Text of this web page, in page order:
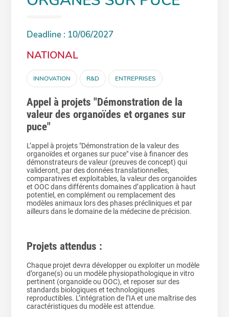
Deadline : 10/06/2027
NATIONAL
INNOVATION R&D ENTREPRISES
Appel à projets "Démonstration de la
valeur des organoïdes et organes sur
puce"
L’appel à projets "Démonstration de la valeur des
organoïdes et organes sur puce" vise à financer des
démonstrateurs de valeur (preuves de concept) qui
valideront, par des données translationnelles,
comparatives et exploitables, la valeur des organoïdes
et OOC dans différents domaines d’application à haut
potentiel, en complément ou remplacement des
modèles animaux lors des phases précliniques et par
ailleurs dans le domaine de la médecine de précision.
Projets attendus :
Chaque projet devra développer ou exploiter un modèle
d’organe(s) ou un modèle physiopathologique in vitro
pertinent (organoïde ou OOC), et reposer sur des
standards biologiques et technologiques
reproductibles. L’intégration de l’IA et une maîtrise des
caractéristiques du modèle est attendue.